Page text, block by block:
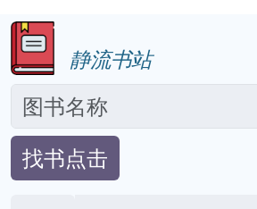
静流书站
找书点击